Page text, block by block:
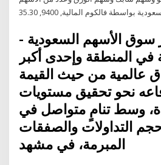
الأسهم السعودية -
في المنطقة وإحدى أكبر
عالمية من حيث القيمة
نحو تحقيق مستويات
وسط تنامٍ متواصل في
التداولات والصفقات
المبرمة، في مشهد